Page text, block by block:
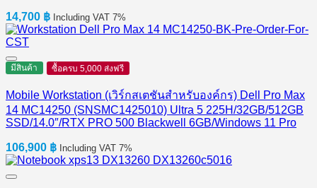
14,700 ฿ Including VAT 7%
มีสินค้า ซื้อครบ 5,000 ส่งฟรี
Mobile Workstation (เวิร์กสเตชันสำหรับองค์กร) Dell Pro Max
14 MC14250 (SNSMC1425010) Ultra 5 225H/32GB/512GB
SSD/14.0″/RTX PRO 500 Blackwell 6GB/Windows 11 Pro
106,900 ฿ Including VAT 7%